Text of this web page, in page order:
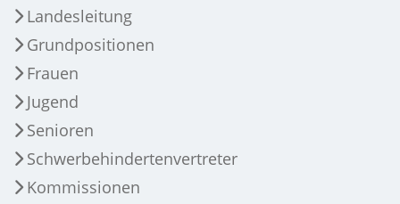
Landesleitung
Grundpositionen
Frauen
Jugend
Senioren
Schwerbehindertenvertreter
Kommissionen